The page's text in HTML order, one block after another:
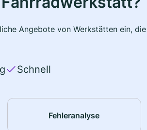
Angebote von Werkstätten ein,
Schnell
Fehleranalyse